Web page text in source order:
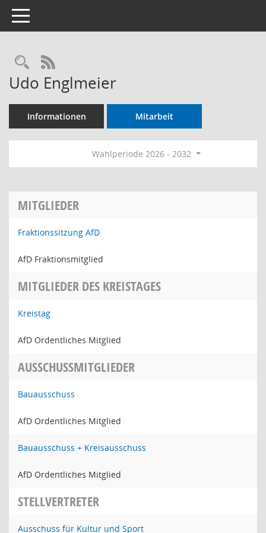
Toggle navigation
Rechercheauswahl
RSS-Feed
Udo Englmeier
Informationen Mitarbeit
Wahlperiode 2026 - 2032
MITGLIEDER
Fraktionssitzung AfD
AfD Fraktionsmitglied
MITGLIEDER DES KREISTAGES
Kreistag
AfD Ordentliches Mitglied
AUSSCHUSSMITGLIEDER
Bauausschuss
AfD Ordentliches Mitglied
Bauausschuss + Kreisausschuss
AfD Ordentliches Mitglied
STELLVERTRETER
Ausschuss für Kultur und Sport